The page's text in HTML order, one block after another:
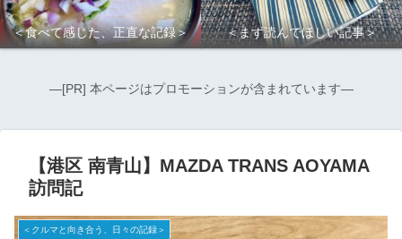
＜食べて感じた、正直な記録＞ ＜まず読んでほしい記事＞
―[PR] 本ページはプロモーションが含まれています―
【港区 南青山】MAZDA TRANS AOYAMA
訪問記
＜クルマと向き合う、日々の記録＞